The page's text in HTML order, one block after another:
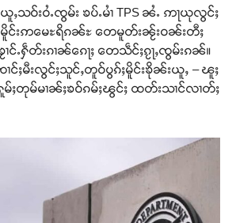
ႇသဝ်းဝႆႉၸွမ်း ၶပ်ႉမၢႆ TPS ၼႆႉ ဢႃယုလွင်ႈ
မိူင်းဢမေႊရိၵၼ်ႊ တေမူတ်းၼႂ်းဝၼ်းတီႈ
ၢင်ႉႁဵတ်းၵၢၼ်ၵေႃႈ တေသဵင်ႈၵႂႃႇၸွမ်းၵၼ်။
ႈမီးလွင်ႈသူင်ႇတူဝ်ပွၵ်ႈမိူင်းၶိုၼ်းယူႇ – ၽူႈ
မ်ႈတုမ်မၢၼ်ႈၶဝ်ၵမ်ႈၽွင်ႈ ထတ်းသၢင်လၢတ်ႈ